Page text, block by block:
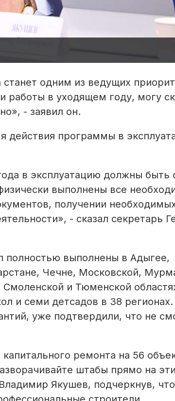
одним из ведущих
в уходящем году, могу
- заявил он.
действия программы в
в эксплуатацию должны быть
выполнены все
получении
- сказал секретарь
полностью выполнены в Адыгее,
Чечне, Московской,
Смоленской и Тюменской
и семи детсадов в 38
уже подтвердили, что не
ремонта на 56
штабы прямо на
Якушев, подчеркнув, что